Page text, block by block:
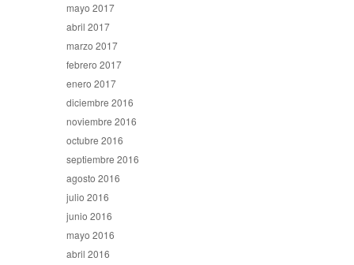
mayo 2017
abril 2017
marzo 2017
febrero 2017
enero 2017
diciembre 2016
noviembre 2016
octubre 2016
septiembre 2016
agosto 2016
julio 2016
junio 2016
mayo 2016
abril 2016